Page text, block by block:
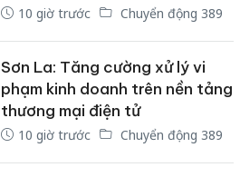
10 giờ trước Chuyển động 389
Sơn La: Tăng cường xử lý vi
phạm kinh doanh trên nền tảng
thương mại điện tử
10 giờ trước Chuyển động 389